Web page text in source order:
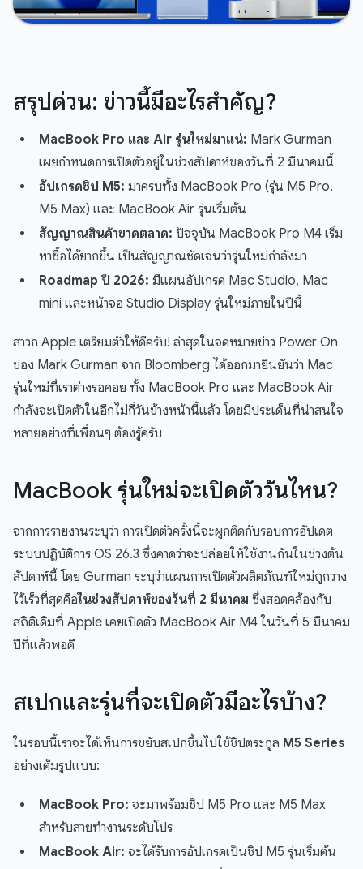
สรุปด่วน: ข่าวนี้มีอะไรสำคัญ?
MacBook Pro และ Air รุ่นใหม่มาแน่: Mark Gurman
เผยกำหนดการเปิดตัวอยู่ในช่วงสัปดาห์ของวันที่ 2 มีนาคมนี้
อัปเกรดชิป M5: มาครบทั้ง MacBook Pro (รุ่น M5 Pro,
M5 Max) และ MacBook Air รุ่นเริ่มต้น
สัญญาณสินค้าขาดตลาด: ปัจจุบัน MacBook Pro M4 เริ่ม
หาซื้อได้ยากขึ้น เป็นสัญญาณชัดเจนว่ารุ่นใหม่กำลังมา
Roadmap ปี 2026: มีแผนอัปเกรด Mac Studio, Mac
mini และหน้าจอ Studio Display รุ่นใหม่ภายในปีนี้
สาวก Apple เตรียมตัวให้ดีครับ! ล่าสุดในจดหมายข่าว Power On
ของ Mark Gurman จาก Bloomberg ได้ออกมายืนยันว่า Mac
รุ่นใหม่ที่เราต่างรอคอย ทั้ง MacBook Pro และ MacBook Air
กำลังจะเปิดตัวในอีกไม่กี่วันข้างหน้านี้แล้ว โดยมีประเด็นที่น่าสนใจ
หลายอย่างที่เพื่อนๆ ต้องรู้ครับ
MacBook รุ่นใหม่จะเปิดตัววันไหน?
จากการรายงานระบุว่า การเปิดตัวครั้งนี้จะผูกติดกับรอบการอัปเดต
ระบบปฏิบัติการ OS 26.3 ซึ่งคาดว่าจะปล่อยให้ใช้งานกันในช่วงต้น
สัปดาห์นี้ โดย Gurman ระบุว่าแผนการเปิดตัวผลิตภัณฑ์ใหม่ถูกวาง
ไว้เร็วที่สุดคือในช่วงสัปดาห์ของวันที่ 2 มีนาคม ซึ่งสอดคล้องกับ
สถิติเดิมที่ Apple เคยเปิดตัว MacBook Air M4 ในวันที่ 5 มีนาคม
ปีที่แล้วพอดี
สเปกและรุ่นที่จะเปิดตัวมีอะไรบ้าง?
ในรอบนี้เราจะได้เห็นการขยับสเปกขึ้นไปใช้ชิปตระกูล M5 Series
อย่างเต็มรูปแบบ:
MacBook Pro: จะมาพร้อมชิป M5 Pro และ M5 Max
สำหรับสายทำงานระดับโปร
MacBook Air: จะได้รับการอัปเกรดเป็นชิป M5 รุ่นเริ่มต้น